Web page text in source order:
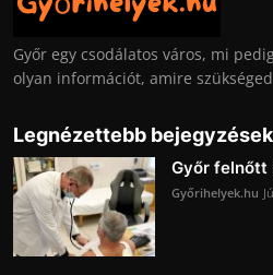
Győr egy csodálatos város, mi
olyan információt, amire
Legnézettebb bejegyzések
Győr felnőtt
Győrihelyek.hu